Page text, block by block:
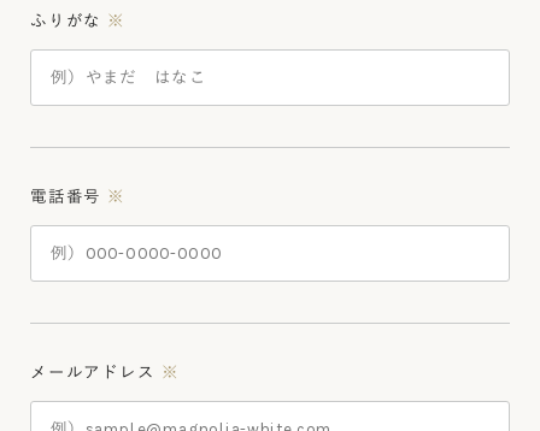
ふりがな ※
電話番号 ※
メールアドレス ※